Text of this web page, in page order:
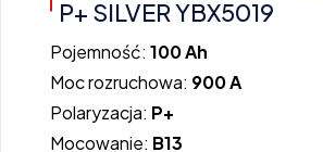
P+ SILVER YBX5019
Pojemność: 100 Ah
Moc rozruchowa: 900 A
Polaryzacja: P+
Mocowanie: B13